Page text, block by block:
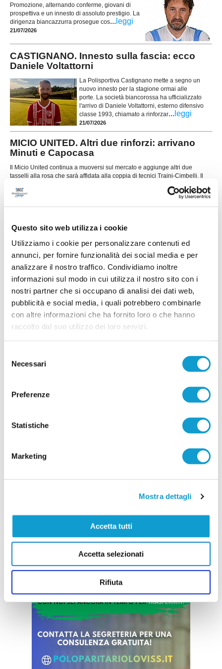
Questo sito web utilizza i cookie
Utilizziamo i cookie per personalizzare contenuti ed
annunci, per fornire funzionalità dei social media e per
analizzare il nostro traffico. Condividiamo inoltre
informazioni sul modo in cui utilizza il nostro sito con i
nostri partner che si occupano di analisi dei dati web,
pubblicità e social media, i quali potrebbero combinarle
con altre informazioni che ha fornito loro o che hanno
raccolto dal suo utilizzo dei loro servizi.
delNecessari
Preferenze
Statistiche
Marketing
Mostra dettagli
Accetta tutti
Accetta selezionati
Rifiuta
Promozione, alternando conferme, giovani di
prospettiva e un innesto di assoluto prestigio. La
dirigenza biancazzurra prosegue cos... leggi
21/07/2026
CASTIGNANO. Innesto sulla fascia: ecco
Daniele Voltattorni
La Polisportiva Castignano mette a segno un
nuovo innesto per la stagione ormai alle
porte. La società biancorossa ha ufficializzato
l'arrivo di Daniele Voltattorni, esterno difensivo
classe 1993, chiamato a rinforzar... leggi
21/07/2026
MICIO UNITED. Altri due rinforzi: arrivano
Minuti e Capocasa
Il Micio United continua a muoversi sul mercato e aggiunge altri due
tasselli alla rosa che sarà affidata alla coppia di tecnici Traini-Cimbelli. Il
21/07/2026
mirati: le novità
basi per affrontare la stagione 2026/2027,
puntando sulla continuità del gruppo storico e su
alcuni innesti mirati destinati ad aumentare il
tasso tecnico e competitivo della rosa. La società
gialloblù sta infatti costruendo un
organico
leggi
17/07/2026
CASTEL DI LAMA al lavoro: primo summit
tra dirigenza e staff tecnico
Primo incontro operativo in vista della nuova
che ha visto seduti allo stesso tavolo la
CROCE DI CASALE. Si accende il mercato:
COMUNANZA. Piazza il colpo di mercato il Croce
di Casale, società neo promossa in Seconda
Antognozzi ha acquisito le prestazioni sportive di
un attaccante dal notevole potenziale come
15/07/2026